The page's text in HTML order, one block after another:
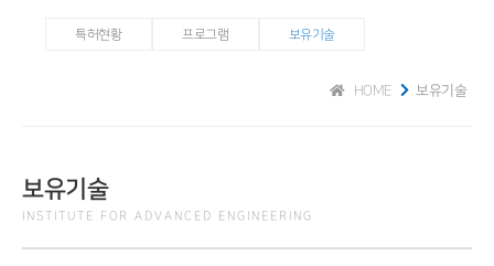
특허현황 프로그램 보유기술
보유기술
HOME
보유기술
INSTITUTE FOR ADVANCED ENGINEERING